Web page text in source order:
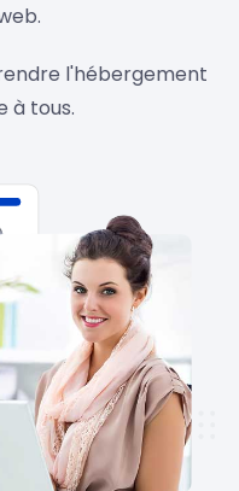
rendre l'hébergement
à tous.